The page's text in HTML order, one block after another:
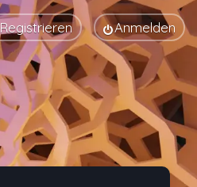
Anmelden
Registrieren